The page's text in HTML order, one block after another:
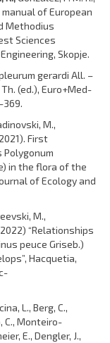
manual of European
Methodius
Sciences
Skopje.
gerardi All. –
(ed.), Euro+Med-
M.,
First
in the flora of the
of Ecology and
M.,
“Relationships
peuce Griseb.)
Hacquetia,
L., Berg, C.,
C., Monteiro-
E., Dengler, J.,